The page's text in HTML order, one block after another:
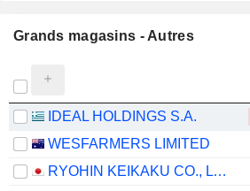
Grands magasins - Autres
IDEAL HOLDINGS S.A.
WESFARMERS LIMITED
RYOHIN KEIKAKU CO., LTD.